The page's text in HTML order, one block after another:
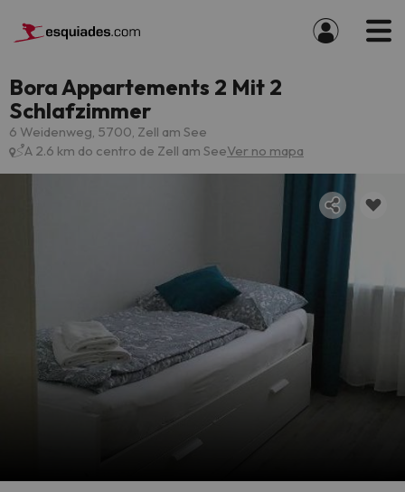
Bora Appartements 2 Mit 2
Schlafzimmer
6 Weidenweg, 5700, Zell am See
A 2.6 km do centro de Zell am SeeVer no mapa